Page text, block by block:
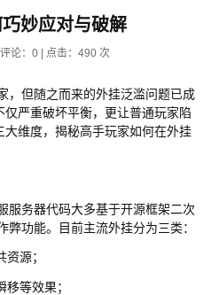
妙应对与破解
论：0 | 点击： 490 次
，但随之而来的外挂泛滥问题已成
仅严重破坏平衡，更让普通玩家陷
大维度，揭秘高手玩家如何在外挂
服务器代码大多基于开源框架二次
功能。目前主流外挂分为三类：
源；
等效果；